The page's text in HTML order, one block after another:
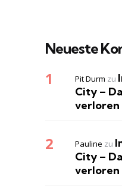
Neueste
Pit Durm zu
City –
verloren
Pauline zu
City –
verloren